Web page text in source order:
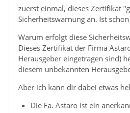
zuerst einmal, dieses Zertifikat
Sicherheitswarnung an. Ist
Warum erfolgt diese
Dieses Zertifikat der Firma
Herausgeber eingetragen sind)
diesem unbekannten
Aber ich kann dir dabei etwas
Die Fa. Astaro ist ein